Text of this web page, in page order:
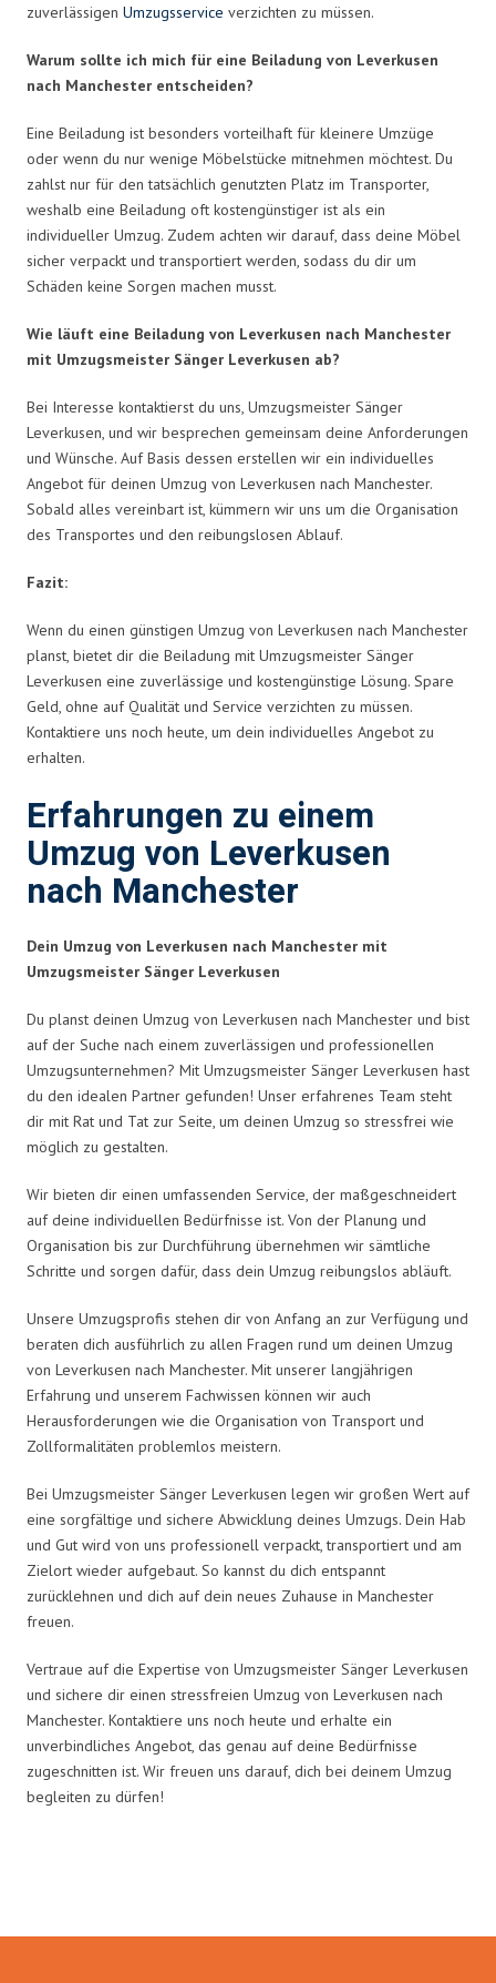
zuverlässigen Umzugsservice verzichten zu müssen.
Warum sollte ich mich für eine Beiladung von Leverkusen
nach Manchester entscheiden?
Eine Beiladung ist besonders vorteilhaft für kleinere Umzüge
oder wenn du nur wenige Möbelstücke mitnehmen möchtest. Du
zahlst nur für den tatsächlich genutzten Platz im Transporter,
weshalb eine Beiladung oft kostengünstiger ist als ein
individueller Umzug. Zudem achten wir darauf, dass deine Möbel
sicher verpackt und transportiert werden, sodass du dir um
Schäden keine Sorgen machen musst.
Wie läuft eine Beiladung von Leverkusen nach Manchester
mit Umzugsmeister Sänger Leverkusen ab?
Bei Interesse kontaktierst du uns, Umzugsmeister Sänger
Leverkusen, und wir besprechen gemeinsam deine Anforderungen
und Wünsche. Auf Basis dessen erstellen wir ein individuelles
Angebot für deinen Umzug von Leverkusen nach Manchester.
Sobald alles vereinbart ist, kümmern wir uns um die Organisation
des Transportes und den reibungslosen Ablauf.
Fazit:
Wenn du einen günstigen Umzug von Leverkusen nach Manchester
planst, bietet dir die Beiladung mit Umzugsmeister Sänger
Leverkusen eine zuverlässige und kostengünstige Lösung. Spare
Geld, ohne auf Qualität und Service verzichten zu müssen.
Kontaktiere uns noch heute, um dein individuelles Angebot zu
erhalten.
Erfahrungen zu einem
Umzug von Leverkusen
nach Manchester
Dein Umzug von Leverkusen nach Manchester mit
Umzugsmeister Sänger Leverkusen
Du planst deinen Umzug von Leverkusen nach Manchester und bist
auf der Suche nach einem zuverlässigen und professionellen
Umzugsunternehmen? Mit Umzugsmeister Sänger Leverkusen hast
du den idealen Partner gefunden! Unser erfahrenes Team steht
dir mit Rat und Tat zur Seite, um deinen Umzug so stressfrei wie
möglich zu gestalten.
Wir bieten dir einen umfassenden Service, der maßgeschneidert
auf deine individuellen Bedürfnisse ist. Von der Planung und
Organisation bis zur Durchführung übernehmen wir sämtliche
Schritte und sorgen dafür, dass dein Umzug reibungslos abläuft.
Unsere Umzugsprofis stehen dir von Anfang an zur Verfügung und
beraten dich ausführlich zu allen Fragen rund um deinen Umzug
von Leverkusen nach Manchester. Mit unserer langjährigen
Erfahrung und unserem Fachwissen können wir auch
Herausforderungen wie die Organisation von Transport und
Zollformalitäten problemlos meistern.
Bei Umzugsmeister Sänger Leverkusen legen wir großen Wert auf
eine sorgfältige und sichere Abwicklung deines Umzugs. Dein Hab
und Gut wird von uns professionell verpackt, transportiert und am
Zielort wieder aufgebaut. So kannst du dich entspannt
zurücklehnen und dich auf dein neues Zuhause in Manchester
freuen.
Vertraue auf die Expertise von Umzugsmeister Sänger Leverkusen
und sichere dir einen stressfreien Umzug von Leverkusen nach
Manchester. Kontaktiere uns noch heute und erhalte ein
unverbindliches Angebot, das genau auf deine Bedürfnisse
zugeschnitten ist. Wir freuen uns darauf, dich bei deinem Umzug
begleiten zu dürfen!